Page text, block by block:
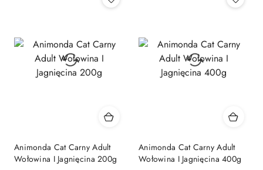
Animonda Cat Carny Adult
Wołowina I Jagnięcina 200g
Animonda Cat Carny Adult
Wołowina I Jagnięcina 400g